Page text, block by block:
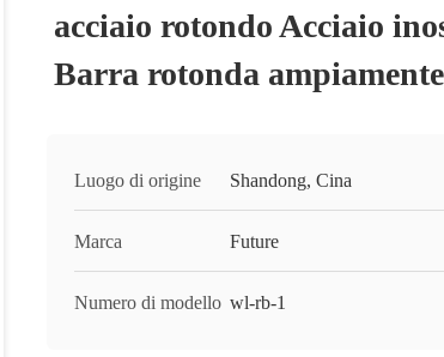
acciaio rotondo Acciaio
Barra rotonda
Luogo di origine Shandong, Cina
Marca Future
Numero di modello wl-rb-1